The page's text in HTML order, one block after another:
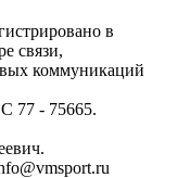
в
связи,
коммуникаций
77 - 75665.